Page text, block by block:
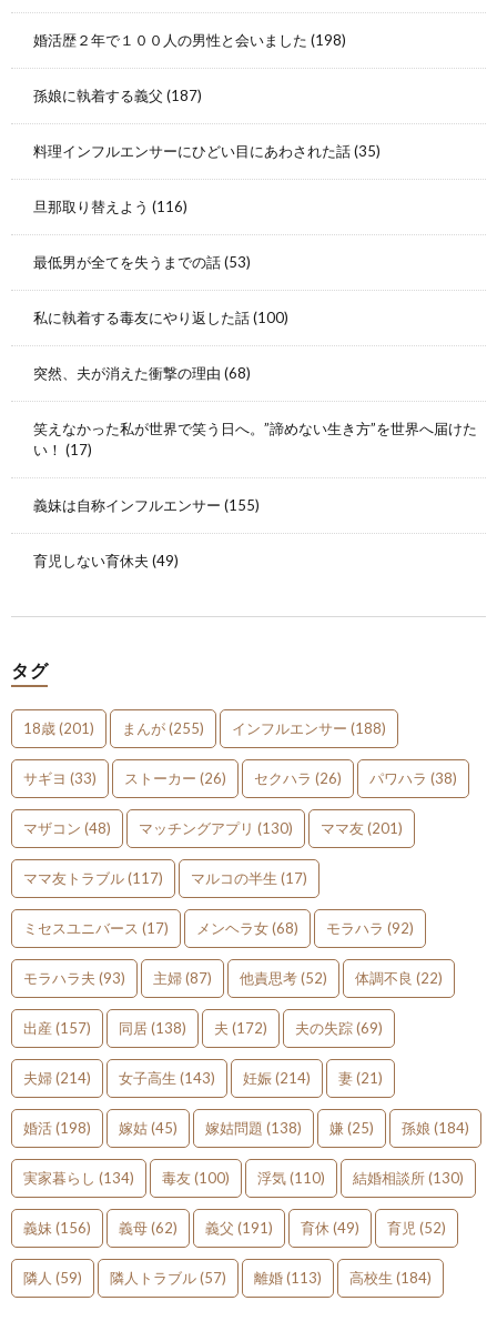
婚活歴２年で１００人の男性と会いました (198)
孫娘に執着する義父 (187)
料理インフルエンサーにひどい目にあわされた話(35)
旦那取り替えよう (116)
最低男が全てを失うまでの話(53)
私に執着する毒友にやり返した話(100)
突然、夫が消えた衝撃の理由 (68)
笑えなかった私が世界で笑う日へ。”諦めない生き方”を世界へ届けた
い！ (17)
義妹は自称インフルエンサー (155)
育児しない育休夫 (49)
タグ
18歳(201) まんが(255) インフルエンサー (188)
サギヨ (33) ストーカー (26) セクハラ (26) パワハラ (38)
マザコン (48) マッチングアプリ (130) ママ友(201)
ママ友トラブル(117) マルコの半生 (17)
ミセスユニバース (17) メンヘラ女(68) モラハラ (92)
モラハラ夫 (93) 主婦(87) 他責思考(52) 体調不良 (22)
出産 (157) 同居(138) 夫 (172) 夫の失踪(69)
夫婦(214) 女子高生 (143) 妊娠(214) 妻(21)
婚活(198) 嫁姑(45) 嫁姑問題 (138) 嫌 (25) 孫娘 (184)
実家暮らし (134) 毒友(100) 浮気(110) 結婚相談所(130)
義妹(156) 義母(62) 義父 (191) 育休 (49) 育児(52)
隣人 (59) 隣人トラブル(57) 離婚(113) 高校生 (184)